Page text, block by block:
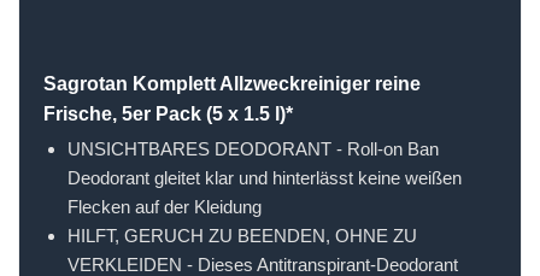
Sagrotan Komplett Allzweckreiniger reine
Frische, 5er Pack (5 x 1.5 l)*
UNSICHTBARES DEODORANT - Roll-on Ban
Deodorant gleitet klar und hinterlässt keine weißen
Flecken auf der Kleidung
HILFT, GERUCH ZU BEENDEN, OHNE ZU
VERKLEIDEN - Dieses Antitranspirant-Deodorant